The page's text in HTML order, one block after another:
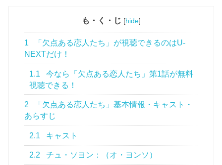
も・く・じ [hide]
1
「欠点ある恋人たち」が視聴できるのはU-
NEXTだけ！
1.1
今なら「欠点ある恋人たち」第1話が無料
視聴できる！
2
「欠点ある恋人たち」基本情報・キャスト・
あらすじ
2.1 キャスト
2.2 チュ・ソヨン：（オ・ヨンソ）